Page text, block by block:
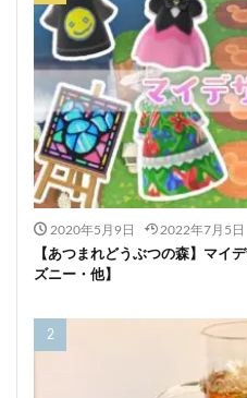
2020年5月9日 2022年7月5日
【あつまれどうぶつの森】マイ
ズニー・他】